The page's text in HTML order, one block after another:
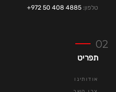
טלפון: 4885 408 50 972+
תפריט
אודותינו